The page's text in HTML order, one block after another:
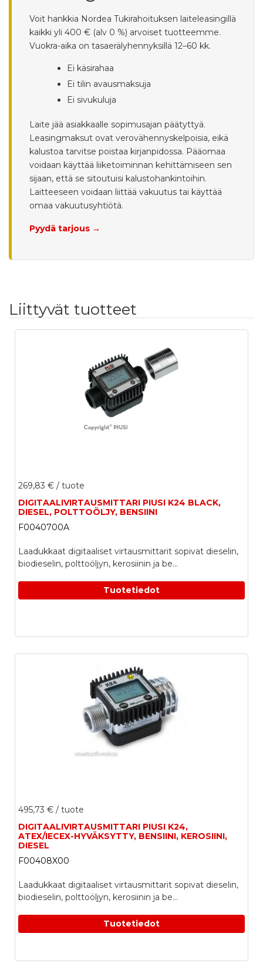
Voit hankkia Nordea Tukirahoituksen laiteleasingillä
kaikki yli 400 € (alv 0 %) arvoiset tuotteemme.
Vuokra-aika on tasaerälyhennyksillä 12–60 kk.
Ei käsirahaa
Ei tilin avausmaksuja
Ei sivukuluja
Laite jää asiakkaalle sopimusajan päätyttyä.
Leasingmaksut ovat verovähennyskelpoisia, eikä
kalustoa tarvitse poistaa kirjanpidossa. Pääomaa
voidaan käyttää liiketoiminnan kehittämiseen sen
sijaan, että se sitoutuisi kalustohankintoihin.
Laitteeseen voidaan liittää vakuutus tai käyttää
omaa vakuutusyhtiötä.
Pyydä tarjous →
Liittyvät tuotteet
269,83 € / tuote
DIGITAALIVIRTAUSMITTARI PIUSI K24 BLACK,
DIESEL, POLTTOÖLJY, BENSIINI
F0040700A
Laadukkaat digitaaliset virtausmittarit sopivat dieselin,
biodieselin, polttoöljyn, kerosiinin ja be...
Tuotetiedot
495,73 € / tuote
DIGITAALIVIRTAUSMITTARI PIUSI K24,
ATEX/IECEX-HYVÄKSYTTY, BENSIINI, KEROSIINI,
DIESEL
F00408X00
Laadukkaat digitaaliset virtausmittarit sopivat dieselin,
biodieselin, polttoöljyn, kerosiinin ja be...
Tuotetiedot